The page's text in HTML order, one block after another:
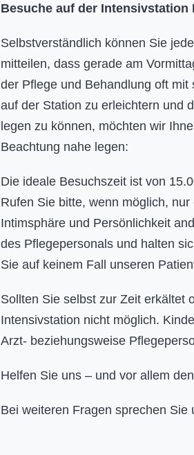
Besuche auf der Intensivstation
Selbstverständlich können Sie
mitteilen, dass gerade am
der Pflege und Behandlung oft
auf der Station zu erleichtern und
legen zu können, möchten wir
Beachtung nahe legen:
Die ideale Besuchszeit ist von
Rufen Sie bitte, wenn möglich,
Intimsphäre und Persönlichkeit
des Pflegepersonals und halten
Sie auf keinem Fall unseren
Sollten Sie selbst zur Zeit erkältet
Intensivstation nicht möglich.
Arzt- beziehungsweise
Helfen Sie uns – und vor allem
Bei weiteren Fragen sprechen Sie